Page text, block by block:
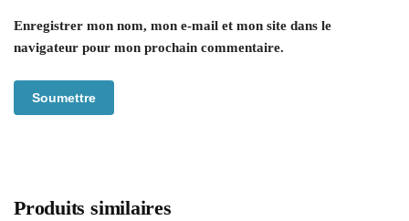
Enregistrer mon nom, mon e-mail et mon site dans le
navigateur pour mon prochain commentaire.
Produits similaires